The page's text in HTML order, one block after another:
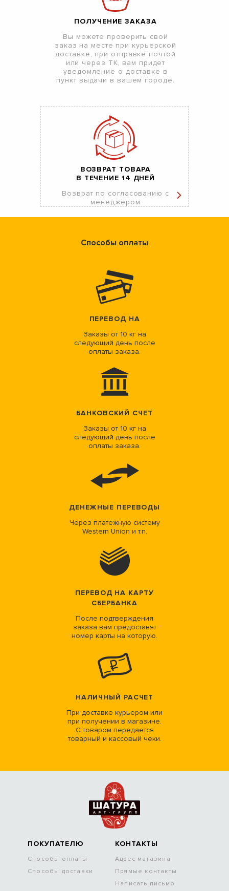
ПОЛУЧЕНИЕ ЗАКАЗА
Вы можете проверить свой
заказ на месте при курьерской
доставке, при отправке почтой
или через ТК, вам придет
уведомление о доставке в
пункт выдачи в вашем городе.
ВОЗВРАТ ТОВАРА
В ТЕЧЕНИЕ 14 ДНЕЙ
Возврат по согласованию с
менеджером
Способы оплаты
ПЕРЕВОД НА
Заказы от 10 кг на
следующий день после
оплаты заказа.
БАНКОВСКИЙ СЧЕТ
Заказы от 10 кг на
следующий день после
оплаты заказа.
ДЕНЕЖНЫЕ ПЕРЕВОДЫ
Через платежную систему
Western Union и т.п.
ПЕРЕВОД НА КАРТУ
СБЕРБАНКА
После подтверждения
заказа вам предоставят
номер карты на которую.
НАЛИЧНЫЙ РАСЧЕТ
При доставке курьером или
при получении в магазине.
С товаром передается
товарный и кассовый чеки.
ПОКУПАТЕЛЮ
Способы оплаты
Способы доставки
КОНТАКТЫ
Адрес магазина
Прямые контакты
Написать письмо